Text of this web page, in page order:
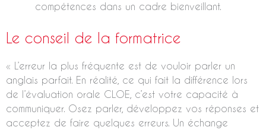
compétences dans un cadre bienveillant.
Le conseil de la formatrice
« L’erreur la plus fréquente est de vouloir parler un
anglais parfait. En réalité, ce qui fait la différence lors
de l’évaluation orale CLOE, c’est votre capacité à
communiquer. Osez parler, développez vos réponses et
acceptez de faire quelques erreurs. Un échange